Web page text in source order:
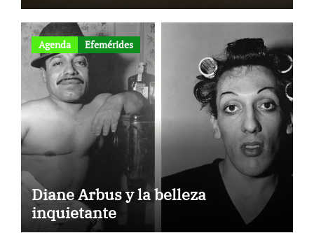
Agenda Efemérides
Diane Arbus y la belleza
inquietante